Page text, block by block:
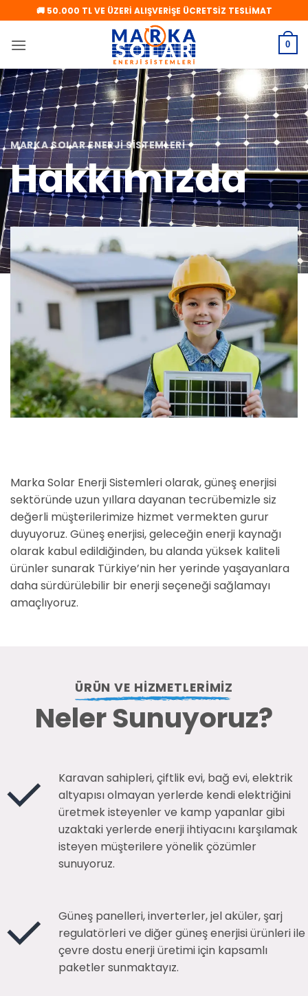
atla
🚚 50.000 TL VE ÜZERİ ALIŞVERİŞE ÜCRETSİZ TESLİMAT
0
MARKA SOLAR ENERJI SISTEMLERI
Hakkımızda
Marka Solar Enerji Sistemleri olarak, güneş enerjisi
sektöründe uzun yıllara dayanan tecrübemizle siz
değerli müşterilerimize hizmet vermekten gurur
duyuyoruz. Güneş enerjisi, geleceğin enerji kaynağı
olarak kabul edildiğinden, bu alanda yüksek kaliteli
ürünler sunarak Türkiye’nin her yerinde yaşayanlara
daha sürdürülebilir bir enerji seçeneği sağlamayı
amaçlıyoruz.
ÜRÜN VE HIZMETLERIMIZ
Neler Sunuyoruz?
Karavan sahipleri, çiftlik evi, bağ evi, elektrik
altyapısı olmayan yerlerde kendi elektriğini
üretmek isteyenler ve kamp yapanlar gibi
uzaktaki yerlerde enerji ihtiyacını karşılamak
isteyen müşterilere yönelik çözümler
sunuyoruz.
Güneş panelleri, inverterler, jel aküler, şarj
regulatörleri ve diğer güneş enerjisi ürünleri ile
çevre dostu enerji üretimi için kapsamlı
paketler sunmaktayız.